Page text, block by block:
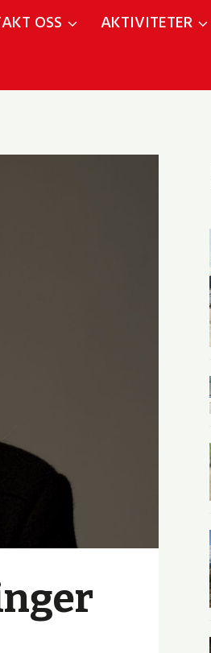
OSS
AKTIVITETER